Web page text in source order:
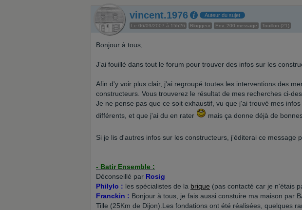
vincent.1976 Auteur du sujet
Le 06/09/2007 à 15h26 Bloggeur Env. 200 message Touillon (21)
Bonjour à tous,
J'ai fouillé dans tout le forum pour trouver des infos sur les
Afin d'y voir plus clair, j'ai regroupé toutes les interventions des
constructeurs. Vous trouverez le résultat de mes recherches ci-
Je ne pense pas que ce soit exhaustif, vu que j'ai trouvé mes
différents, et que j'ai du en rater
mais ça donne déjà de
Si je lis d'autres infos sur les constructeurs, j'éditerai ce message
- Batir Ensemble :
Déconseillé par Rosig
Philylo : les spécialistes de la brique (pas contacté car je n'étais
Franckin : Bonjour à tous, je fais aussi constuire ma maison par
Tille (25Km de Dijon).Les fondations ont été réalisées, quelques